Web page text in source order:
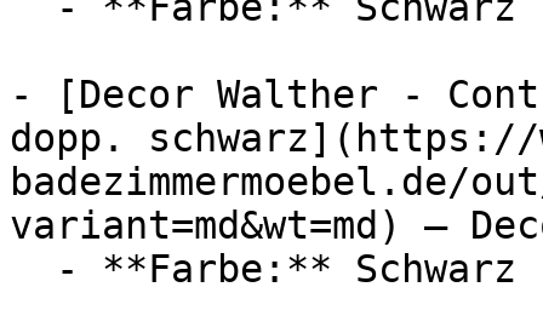
- [Decor Walther -
dopp. schwarz](https://
badezimmermoebel.de/
variant=md&wt=md) —